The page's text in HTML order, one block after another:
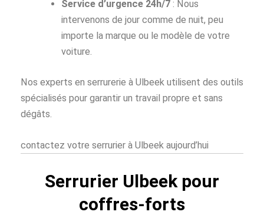
Service d’urgence 24h/7 : Nous
intervenons de jour comme de nuit, peu
importe la marque ou le modèle de votre
voiture.
Nos experts en serrurerie à Ulbeek utilisent des outils
spécialisés pour garantir un travail propre et sans
dégâts.
contactez votre serrurier à Ulbeek aujourd’hui
Serrurier Ulbeek pour
coffres-forts